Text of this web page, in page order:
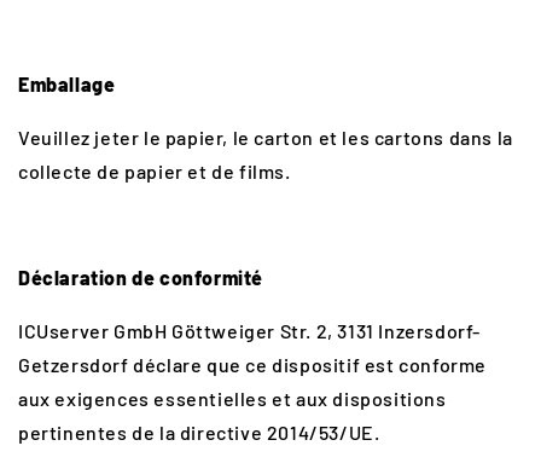
Emballage
Veuillez jeter le papier, le carton et les cartons dans la
collecte de papier et de films.
Déclaration de conformité
ICUserver GmbH Göttweiger Str. 2, 3131 Inzersdorf-
Getzersdorf déclare que ce dispositif est conforme
aux exigences essentielles et aux dispositions
pertinentes de la directive 2014/53/UE.